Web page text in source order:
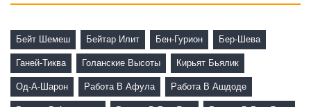
Бейт Шемеш Бейтар Илит Бен-Гурион Бер-Шева
Ганей-Тиква Голанские Высоты Кирьят Бьялик
Од-А-Шарон Работа В Афула Работа В Ашдоде